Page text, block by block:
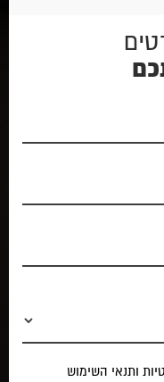
ותנאי השימוש